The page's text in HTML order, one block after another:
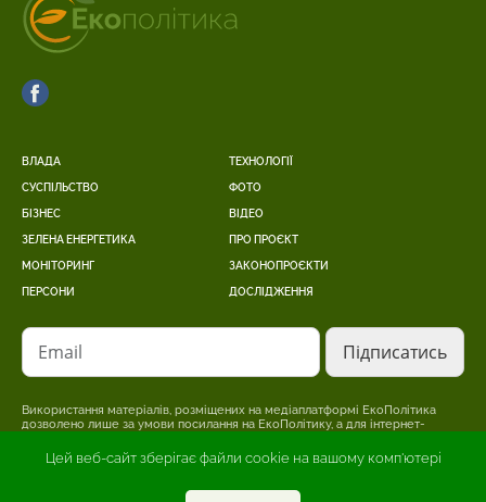
Цей веб-сайт зберігає файли cookie на вашому комп'ютері
ВЛАДА
СУСПІЛЬСТВО
БІЗНЕС
ЗЕЛЕНА ЕНЕРГЕТИКА
МОНІТОРИНГ
ПЕРСОНИ
ТЕХНОЛОГІЇ
ФОТО
ВІДЕО
ПРО ПРОЄКТ
ЗАКОНОПРОЄКТИ
ДОСЛІДЖЕННЯ
Email
Використання матеріалів, розміщених на медіаплатформі ЕкоПолітика
дозволено лише за умови посилання на ЕкоПолітику, а для інтернет-
гіперпосилання на сторінку, де розміщено оригінальний матеріал.
матеріалі. Відповідальність за достовірність інформації, опублікованої в